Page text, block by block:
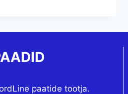
paatide tootja.